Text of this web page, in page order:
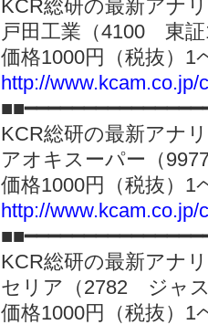
KCR総研の最新アナ
戸田工業（4100 東証
価格1000円（税抜）1
http://www.kcam.co.jp/
KCR総研の最新アナ
アオキスーパー（
価格1000円（税抜）1
http://www.kcam.co.jp/
KCR総研の最新アナ
セリア（2782 ジャ
価格1000円（税抜）1